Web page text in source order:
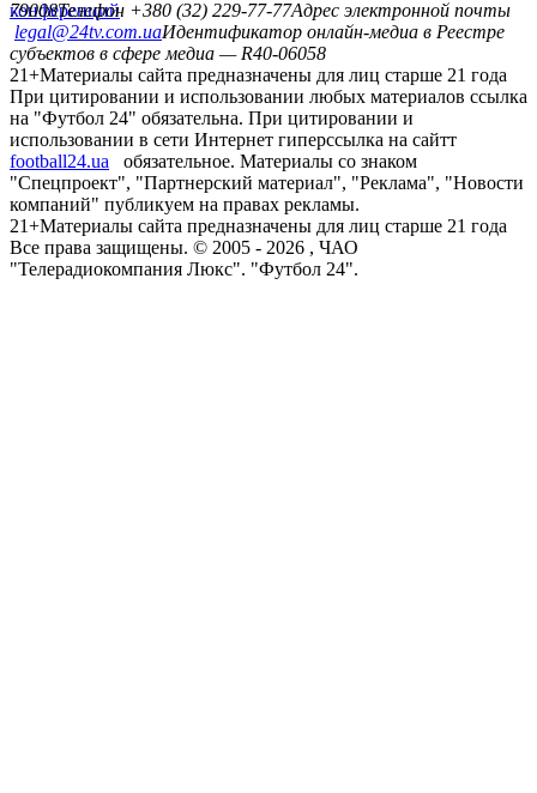
конференций
79008Телефон +380 (32) 229-77-77Адрес электронной почты
legal@24tv.com.uaИдентификатор онлайн-медиа в Реестре
субъектов в сфере медиа — R40-06058
21+Материалы сайта предназначены для лиц старше 21 года
При цитировании и использовании любых материалов ссылка
на "Футбол 24" обязательна. При цитировании и
использовании в сети Интернет гиперссылка на сайтт
football24.ua
обязательное. Материалы со знаком
"Спецпроект", "Партнерский материал", "Реклама", "Новости
компаний" публикуем на правах рекламы.
21+Материалы сайта предназначены для лиц старше 21 года
Все права защищены. © 2005 - 2026 , ЧАО
"Телерадиокомпания Люкс". "Футбол 24".